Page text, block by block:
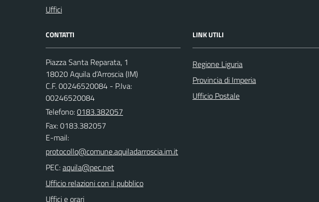
Uffici
CONTATTI
Piazza Santa Reparata, 1
18020 Aquila d’Arroscia (IM)
C.F. 00246520084 - P.Iva:
00246520084
Telefono:0183.382057
Fax: 0183.382057
E-mail:
PEC:
Ufficio relazioni con il pubblico
Uffici e orari
LINK UTILI
Regione Liguria
Provincia di Imperia
Ufficio Postale